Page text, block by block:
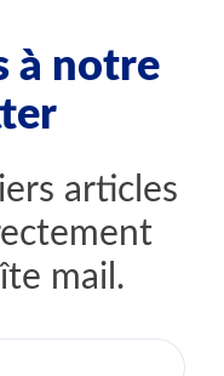
à notre
articles
mail.